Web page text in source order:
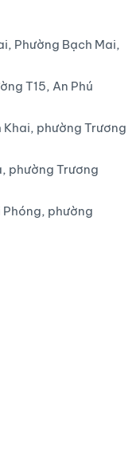
Phường Bạch Mai,
T15, An Phú
Khai, phường Trương
phường Trương
Phóng, phường